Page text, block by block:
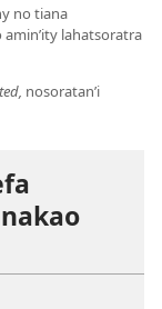
no tiana
amin’ity lahatsoratra
nosoratan’i